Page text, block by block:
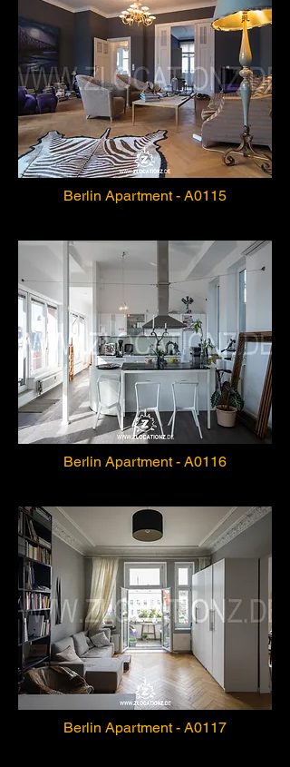
Berlin Apartment - A0115
Berlin Apartment - A0116
Berlin Apartment - A0117